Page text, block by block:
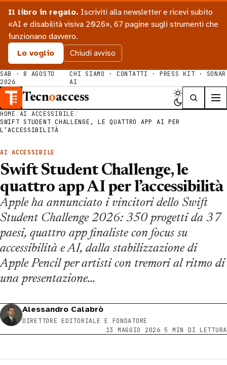
Il libro in regalo. Iscriviti alla newsletter e ricevi subito
«AI e disabilità visiva 2026», 67 pagine sugli strumenti che
funzionano davvero.
Lo voglio
Chiudi avviso
SAB · 8 AGOSTO
2026
CHI SIAMO · CONTATTI · PRESS KIT · SONAR
AI
Tecnoaccess
HOME/AI ACCESSIBILE/
SWIFT STUDENT CHALLENGE, LE QUATTRO APP AI PER
L’ACCESSIBILITÀ
AI ACCESSIBILE
Swift Student Challenge, le
quattro app AI per l’accessibilità
Apple ha annunciato i vincitori dello Swift
Student Challenge 2026: 350 progetti da 37
paesi, quattro app finaliste con focus su
accessibilità e AI, dalla stabilizzazione di
Apple Pencil per artisti con tremori al ritmo di
una presentazione…
Alessandro Calabrò
DIRETTORE EDITORIALE E FONDATORE
13 MAGGIO 2026 ·5 MIN DI LETTURA